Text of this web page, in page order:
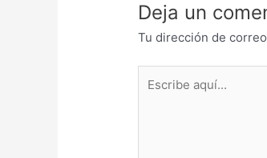
Deja un
Tu dirección de
aquí...